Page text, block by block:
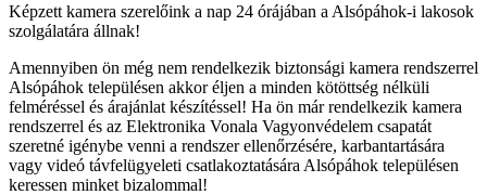
Képzett kamera szerelőink a nap 24 órájában a Alsópáhok-i lakosok
szolgálatára állnak!
Amennyiben ön még nem rendelkezik biztonsági kamera rendszerrel
Alsópáhok településen akkor éljen a minden kötöttség nélküli
felméréssel és árajánlat készítéssel! Ha ön már rendelkezik kamera
rendszerrel és az Elektronika Vonala Vagyonvédelem csapatát
szeretné igénybe venni a rendszer ellenőrzésére, karbantartására
vagy videó távfelügyeleti csatlakoztatására Alsópáhok településen
keressen minket bizalommal!